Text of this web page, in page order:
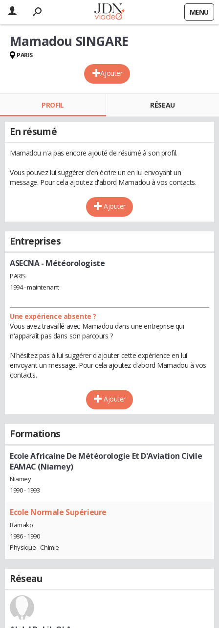
MENU
Ajouter
Mamadou SINGARE
PARIS
PROFIL RÉSEAU
En résumé
Mamadou n'a pas encore ajouté de résumé à son profil.
Vous pouvez lui suggérer d'en écrire un en lui envoyant un
message. Pour cela ajoutez d'abord Mamadou à vos contacts.
Ajouter
Entreprises
ASECNA- Météorologiste
PARIS
1994 - maintenant
Une expérience absente ?
Vous avez travaillé avec Mamadou dans une entreprise qui
n'apparaît pas dans son parcours ?
N'hésitez pas à lui suggérer d'ajouter cette expérience en lui
envoyant un message. Pour cela ajoutez d'abord Mamadou à vos
contacts.
Ajouter
Formations
Ecole Africaine De Météorologie Et D'Aviation Civile
EAMAC (Niamey)
Niamey
1990 - 1993
Ecole Normale Supérieure
Bamako
1986 - 1990
Physique - Chimie
Réseau